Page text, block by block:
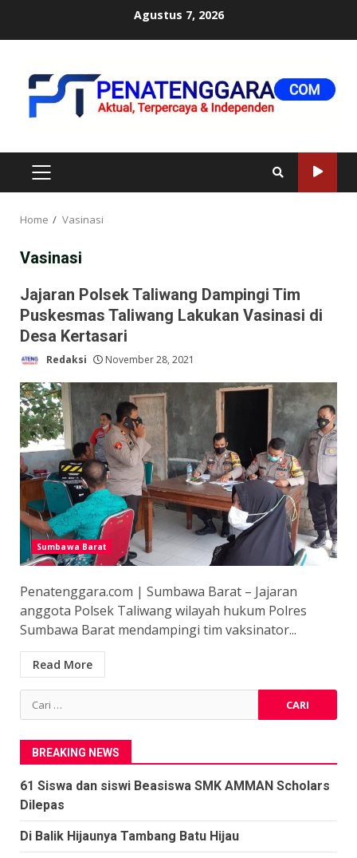
Agustus 7, 2026
PRIMARY
MENU
Home Vasinasi
Vasinasi
Jajaran Polsek Taliwang Dampingi Tim
Puskesmas Taliwang Lakukan Vasinasi di
Desa Kertasari
Redaksi November 28, 2021
Sumbawa Barat
Penatenggara.com | Sumbawa Barat – Jajaran
anggota Polsek Taliwang wilayah hukum Polres
Sumbawa Barat mendampingi tim vaksinator...
Read More
Cari
untuk:
BREAKING NEWS
61 Siswa dan siswi Beasiswa SMK AMMAN Scholars
Dilepas
Di Balik Hijaunya Tambang Batu Hijau